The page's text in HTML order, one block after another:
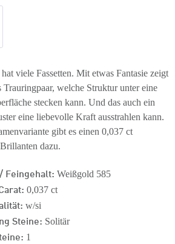
viele Fassetten. Mit etwas Fantasie zeigt
Trauringpaar, welche Struktur unter eine
stecken kann. Und das auch ein
eine liebevolle Kraft ausstrahlen kann.
gibt es einen 0,037 ct
dazu.
Feingehalt: Weißgold 585
0,037 ct
w/si
Steine: Solitär
1